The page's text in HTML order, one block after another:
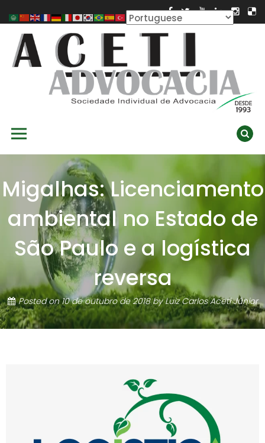
to
content
Migalhas: Licenciamento
ambiental no Estado de
São Paulo e a logística
reversa
Posted on10 de outubro de 2018byLuiz Carlos Aceti Júnior